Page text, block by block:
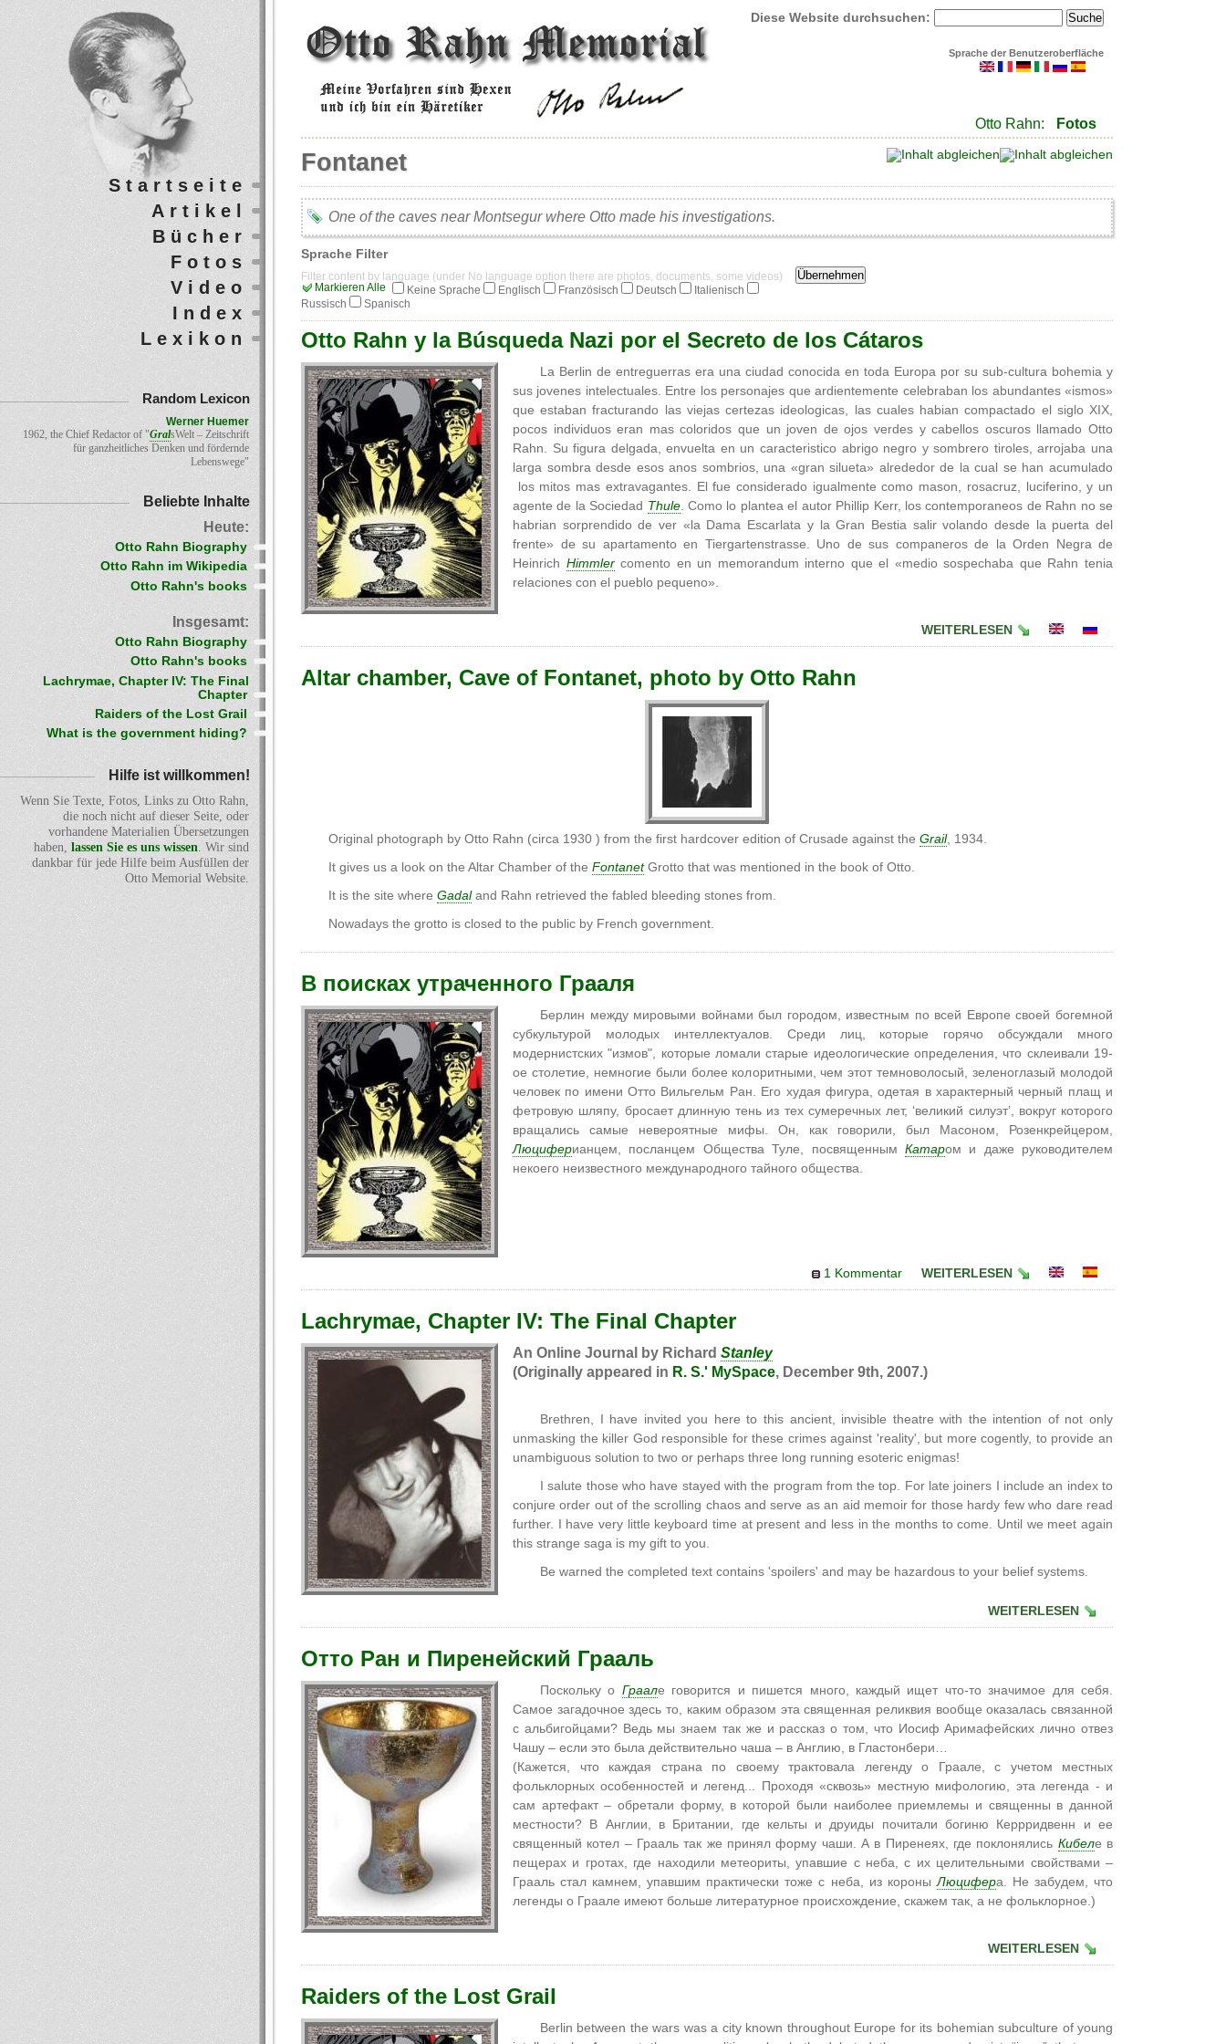
Diese Website durchsuchen:
Sprache der Benutzeroberfläche
Otto Rahn: Fotos
Fontanet
One of the caves near Montsegur where Otto made his investigations.
Sprache Filter
Filter content by language (under No language option there are photos, documents, some videos)
Markieren Alle
Keine Sprache Englisch Französisch Deutsch
Italienisch
Russisch
Spanisch
Otto Rahn y la Búsqueda Nazi por el Secreto de los Cátaros
La Berlin de entreguerras era una ciudad conocida en toda Europa por su sub-cultura bohemia y
sus jovenes intelectuales. Entre los personajes que ardientemente celebraban los abundantes «ismos»
que estaban fracturando las viejas certezas ideologicas, las cuales habian compactado el siglo XIX,
pocos individuos eran mas coloridos que un joven de ojos verdes y cabellos oscuros llamado Otto
Rahn. Su figura delgada, envuelta en un caracteristico abrigo negro y sombrero tiroles, arrojaba una
larga sombra desde esos anos sombrios, una «gran silueta» alrededor de la cual se han acumulado
los mitos mas extravagantes. El fue considerado igualmente como mason, rosacruz, luciferino, y un
agente de la Sociedad Thule. Como lo plantea el autor Phillip Kerr, los contemporaneos de Rahn no se
habrian sorprendido de ver «la Dama Escarlata y la Gran Bestia salir volando desde la puerta del
frente» de su apartamento en Tiergartenstrasse. Uno de sus companeros de la Orden Negra de
Heinrich Himmlercomento en un memorandum interno que el «medio sospechaba que Rahn tenia
relaciones con el pueblo pequeno».
WEITERLESEN
Altar chamber, Cave of Fontanet, photo by Otto Rahn
Original photograph by Otto Rahn (circa 1930 ) from the first hardcover edition of Crusade against the Grail, 1934.
It gives us a look on the Altar Chamber of the FontanetGrotto that was mentioned in the book of Otto.
It is the site where Gadaland Rahn retrieved the fabled bleeding stones from.
Nowadays the grotto is closed to the public by French government.
В поисках утраченного Грааля
Берлин между мировыми войнами был городом, известным по всей Европе своей богемной
субкультурой молодых интеллектуалов. Среди лиц, которые горячо обсуждали много
модернистских "измов", которые ломали старые идеологические определения, что склеивали 19-
ое столетие, немногие были более колоритными, чем этот темноволосый, зеленоглазый молодой
человек по имени Отто Вильгельм Ран. Его худая фигура, одетая в характерный черный плащ и
фетровую шляпу, бросает длинную тень из тех сумеречных лет, ‘великий силуэт’, вокруг которого
вращались самые невероятные мифы. Он, как говорили, был Масоном, Розенкрейцером,
Люциферианцем, посланцем Общества Туле, посвященным Катаром и даже руководителем
некоего неизвестного международного тайного общества.
1 Kommentar WEITERLESEN
Lachrymae, Chapter IV: The Final Chapter
An Online Journal by Richard Stanley
(Originally appeared in R. S.' MySpace, December 9th, 2007.)
Brethren, I have invited you here to this ancient, invisible theatre with the intention of not only
unmasking the killer God responsible for these crimes against 'reality', but more cogently, to provide an
unambiguous solution to two or perhaps three long running esoteric enigmas!
I salute those who have stayed with the program from the top. For late joiners I include an index to
conjure order out of the scrolling chaos and serve as an aid memoir for those hardy few who dare read
further. I have very little keyboard time at present and less in the months to come. Until we meet again
this strange saga is my gift to you.
Be warned the completed text contains 'spoilers' and may be hazardous to your belief systems.
WEITERLESEN
Отто Ран и Пиренейский Грааль
Поскольку о Граале говорится и пишется много, каждый ищет что-то значимое для себя.
Самое загадочное здесь то, каким образом эта священная реликвия вообще оказалась связанной
с альбигойцами? Ведь мы знаем так же и рассказ о том, что Иосиф Аримафейских лично отвез
Чашу – если это была действительно чаша – в Англию, в Гластонбери…
(Кажется, что каждая страна по своему трактовала легенду о Граале, с учетом местных
фольклорных особенностей и легенд... Проходя «сквозь» местную мифологию, эта легенда - и
сам артефакт – обретали форму, в которой были наиболее приемлемы и священны в данной
местности? В Англии, в Британии, где кельты и друиды почитали богиню Керрридвенн и ее
священный котел – Грааль так же принял форму чаши. А в Пиренеях, где поклонялись Кибеле в
пещерах и гротах, где находили метеориты, упавшие с неба, с их целительными свойствами –
Грааль стал камнем, упавшим практически тоже с неба, из короны Люцифера. Не забудем, что
легенды о Граале имеют больше литературное происхождение, скажем так, а не фольклорное.)
WEITERLESEN
Raiders of the Lost Grail
Berlin between the wars was a city known throughout Europe for its bohemian subculture of young
Startseite
Artikel
Bücher
Fotos
Video
Index
Lexikon
Random Lexicon
Werner Huemer
1962, the Chief Redactor of "GralsWelt – Zeitschrift
für ganzheitliches Denken und fördernde
Lebenswege"
Beliebte Inhalte
Heute:
Otto Rahn Biography
Otto Rahn im Wikipedia
Otto Rahn's books
Insgesamt:
Otto Rahn Biography
Otto Rahn's books
Lachrymae, Chapter IV: The Final
Chapter
Raiders of the Lost Grail
What is the government hiding?
Hilfe ist willkommen!
Wenn Sie Texte, Fotos, Links zu Otto Rahn,
die noch nicht auf dieser Seite, oder
vorhandene Materialien Übersetzungen
haben, lassen Sie es uns wissen. Wir sind
dankbar für jede Hilfe beim Ausfüllen der
Otto Memorial Website.